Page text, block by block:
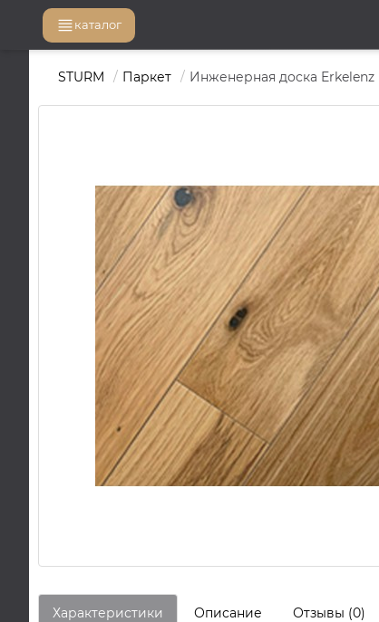
каталог
STURM Паркет Инженерная доска Erkelenz
Характеристики Описание Отзывы (0)